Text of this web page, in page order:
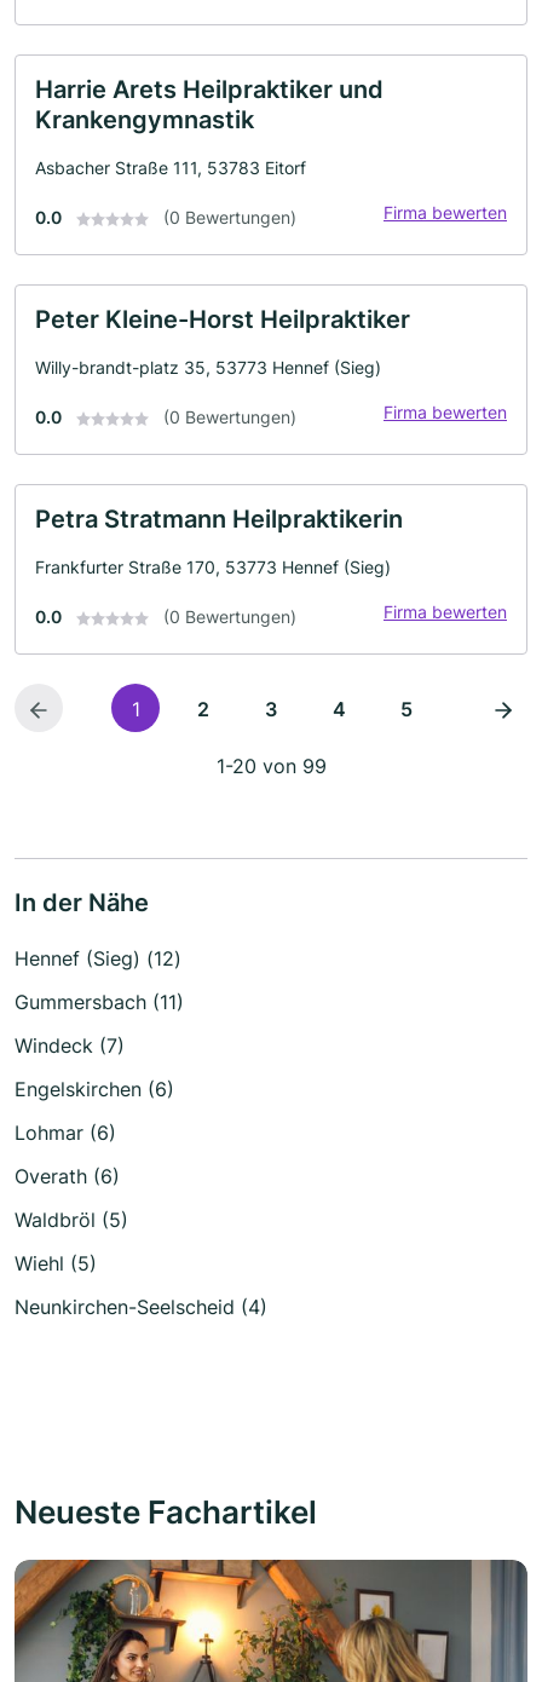
Harrie Arets Heilpraktiker und
Krankengymnastik
Asbacher Straße 111, 53783 Eitorf
0.0 (0 Bewertungen) Firma bewerten
Peter Kleine-Horst Heilpraktiker
Willy-brandt-platz 35, 53773 Hennef (Sieg)
0.0 (0 Bewertungen) Firma bewerten
Petra Stratmann Heilpraktikerin
Frankfurter Straße 170, 53773 Hennef (Sieg)
0.0 (0 Bewertungen) Firma bewerten
1 2 3 4 5
1-20 von 99
In der Nähe
Hennef (Sieg) (12)
Gummersbach (11)
Windeck (7)
Engelskirchen (6)
Lohmar (6)
Overath (6)
Waldbröl (5)
Wiehl (5)
Neunkirchen-Seelscheid (4)
Neueste Fachartikel